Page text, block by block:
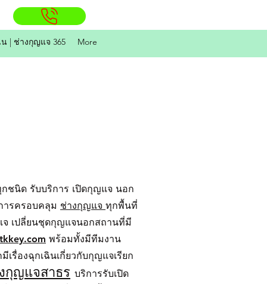
| ช่างกุญแจ 365 More
นิด รับบริการ เปิดกุญแจ นอก
ารครอบคลุม ช่างกุญแจ ทุกพื้นที่
จ เปลี่ยนชุดกุญแจนอกสถานที่มี
พร้อมทั้งมีทีมงาน
รื่องฉุกเฉินเกี่ยวกับกุญแจเรียก
กุญแจสาธร บริการรับเปิด